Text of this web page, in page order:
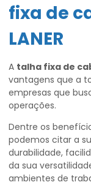
fixa de
LANER
A talha fixa de
vantagens que a
empresas que
operações.
Dentre os
podemos citar a
durabilidade,
da sua
ambientes de